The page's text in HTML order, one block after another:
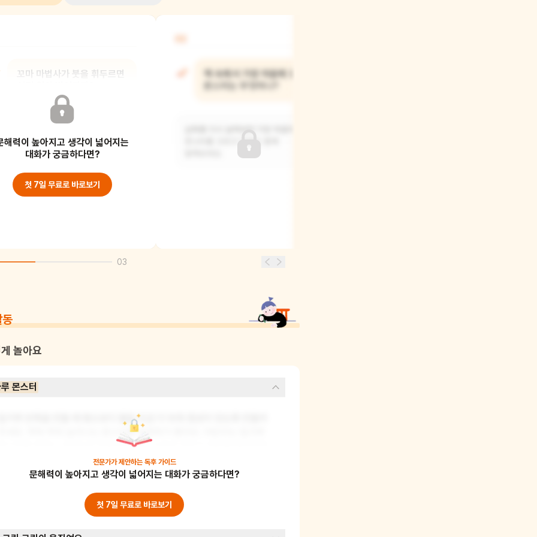
꼬마 마법사가 붓을 휘두르면
어나요.
해력이 높아지고 생각이 넓어지는
대화가 궁금하다면?
첫 7일 무료로 바로보기
책 속에서 가장 마음에 드는
몬스터를 고르고 이유도 함께
03
놀아요
몬스터
밀가루 반죽을 만들 때 평소보다 물을 조금 더 부워 점성이 있도록 만들어
주세요. 쭈욱 쭈욱 늘어나는 몬스터를 표현하기 좋아요. 어린이는 밀가루
몬스터를 원하는 모양으로 만들어보세요. 눈알과 꾸미기 재료를 붙여가며
표현해보아요. 만든 후에는 어떤 특징이 있는지 말로 설명해주세요. 반죽
놀이를 하며 감각을 발달시키고 안정감을 느껴요. 또한 창의적인 표현력을
길러볼 수 있어요. 준비물: 밀가루, 물, 식용유, 눈알 및 꾸미기 재료
전문가가 제안하는 독후 가이드
문해력이 높아지고 생각이 넓어지는 대화가 궁금하다면?
첫 7일 무료로 바로보기